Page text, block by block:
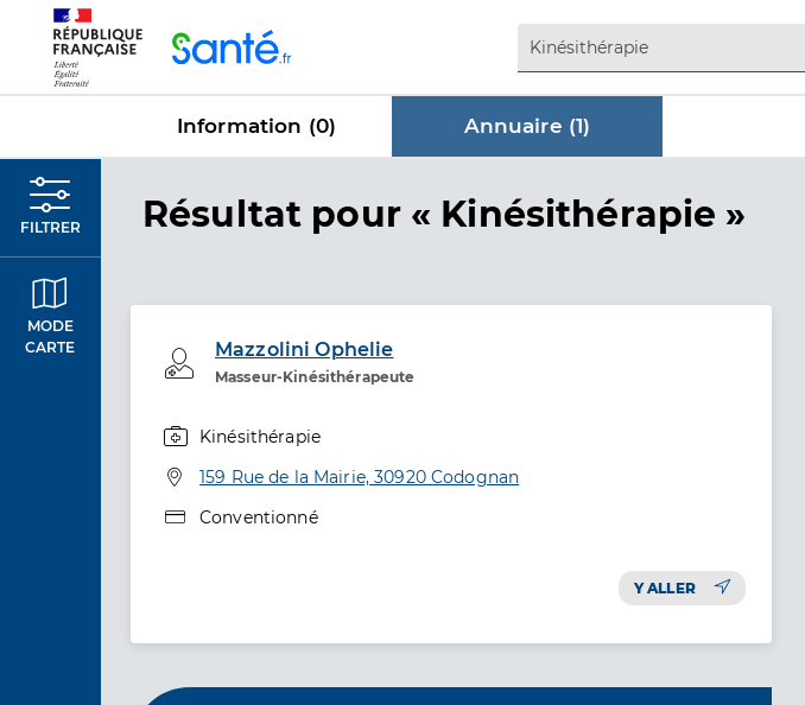
Information (0) Annuaire (1)
FILTRER
MODE
CARTE
Résultat dans Annuaire
pour « Kinésithérapie »
Mazzolini Ophelie
Masseur-Kinésithérapeute
Professionel de santé
Kinésithérapie
Adresse
159 Rue de la Mairie, 30920 Codognan
Type de convention
Conventionné
Y ALLER
Panneau de gestion des cookies